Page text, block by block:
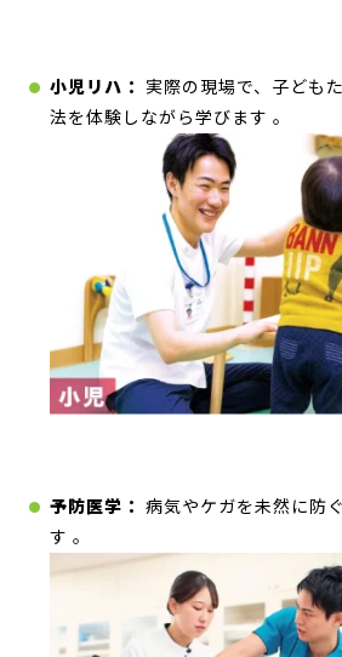
小児リハ：
実際の現場で、子ども
法を体験しながら学びます 。
予防医学：
病気やケガを未然に防
す 。